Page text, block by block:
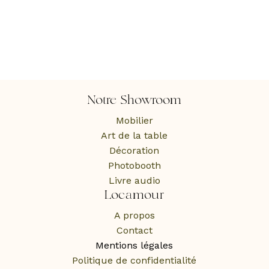
Notre Showroom
Mobilier
Art de la table
Décoration
Photobooth
Livre audio
Locamour
A propos
Contact
Mentions légales
Politique de confidentialité